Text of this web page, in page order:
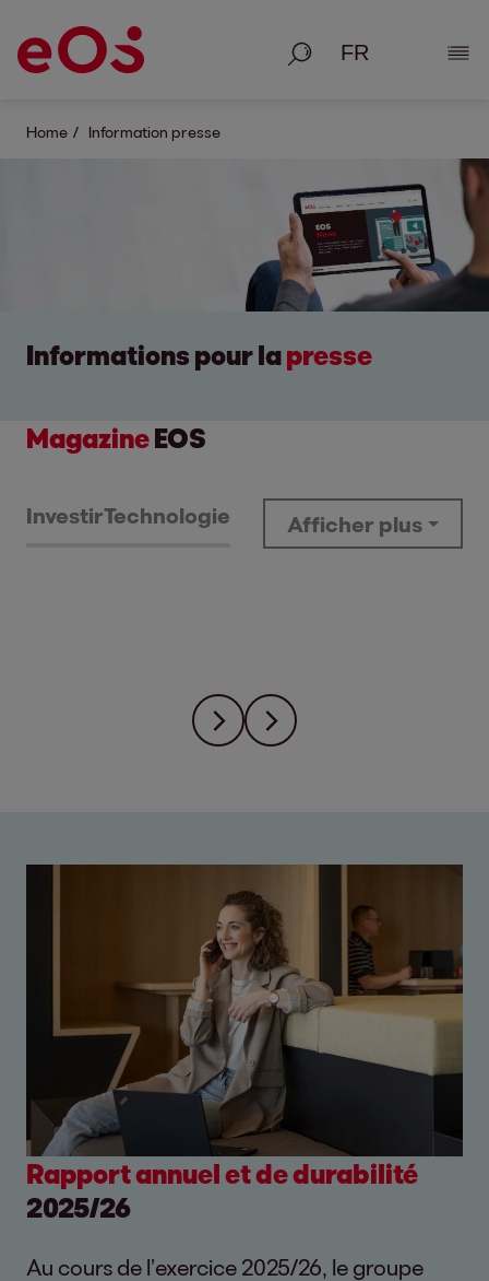
Recherche
Home Information presse
Informations pour lapresse
MagazineEOS
InvestirTechnologie Afficher plus
Rapport annuel et de durabilité
2025/26
Au cours de l’exercice 2025/26, le groupe